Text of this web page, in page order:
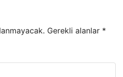
Gerekli alanlar *